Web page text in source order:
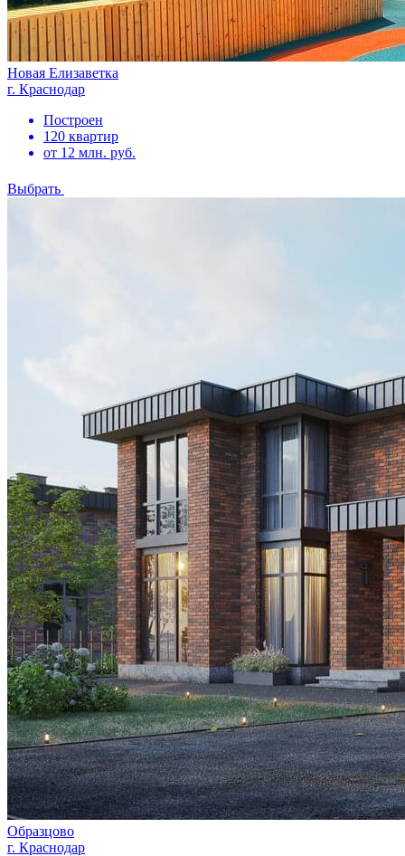
Новая Елизаветка
г. Краснодар
Построен
120 квартир
от 12 млн. руб.
Выбрать
Образцово
г. Краснодар